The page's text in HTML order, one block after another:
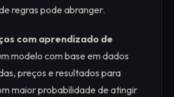
regras pode abranger.
com aprendizado de
modelo com base em dados
preços e resultados para
maior probabilidade de atingir